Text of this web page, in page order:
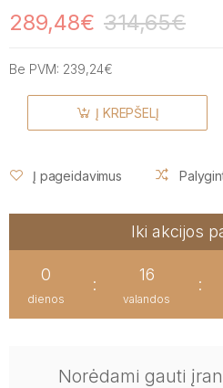
289,48€ 314,65€
Be PVM: 239,24€
Į KREPŠELĮ
Į pageidavimus
Iki akcijos
0
dienos
:
16
valandos
:
Norėdami gauti